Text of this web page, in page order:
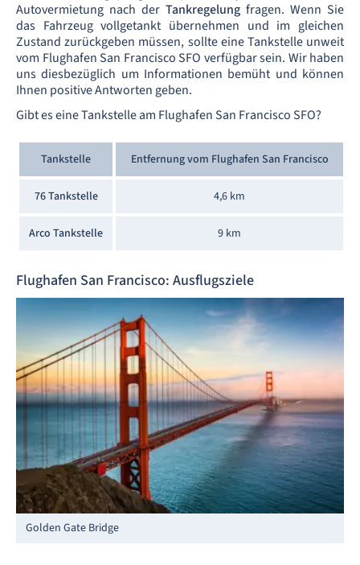
Autovermietung nach der Tankregelung fragen. Wenn Sie
das Fahrzeug vollgetankt übernehmen und im gleichen
Zustand zurückgeben müssen, sollte eine Tankstelle unweit
vom Flughafen San Francisco SFO verfügbar sein. Wir haben
uns diesbezüglich um Informationen bemüht und können
Ihnen positive Antworten geben.
Gibt es eine Tankstelle am Flughafen San Francisco SFO?
Tankstelle Entfernung vom Flughafen San Francisco
76 Tankstelle 4,6 km
Arco Tankstelle 9 km
Flughafen San Francisco: Ausflugsziele
Golden Gate Bridge